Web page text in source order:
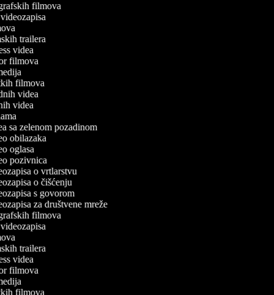
filmova
trailera
videa
filmova
filmova
videa
videa
sa zelenom pozadinom
obilazaka
oglasa
pozivnica
o vrtlarstvu
o čišćenju
s govorom
za društvene mreže
filmova
trailera
videa
filmova
filmova